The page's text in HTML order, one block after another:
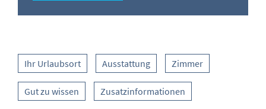
Ihr Urlaubsort Ausstattung Zimmer
Gut zu wissen Zusatzinformationen